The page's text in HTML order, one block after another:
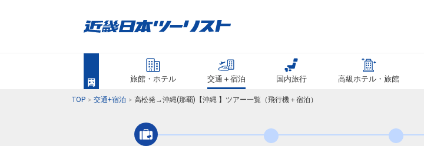
旅館・ホテル 交通＋宿泊 国内旅行 高級ホテル・旅館
TOP 交通+宿泊 高松発→沖縄(那覇)【沖縄 】ツアー一覧（飛行機＋宿泊）